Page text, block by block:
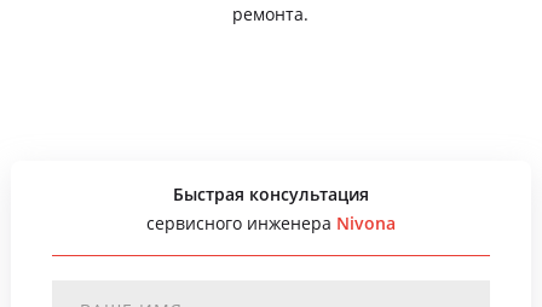
ремонта.
Быстрая консультация
сервисного инженера Nivona